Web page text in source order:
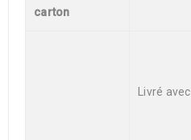
carton
Livré avec